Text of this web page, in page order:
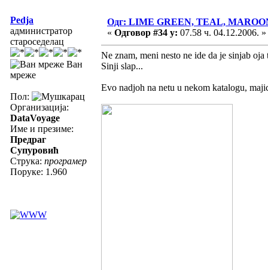
Pedja
администратор
староседелац
Ван
мреже
Пол:
Организација:
DataVoyage
Име и презиме:
Предраг
Супуровић
Струка: програмер
Поруке: 1.960
Одг: LIME GREEN, TEAL,
« Одговор #34 у: 07.58 ч. 04.12.2006. »
Ne znam, meni nesto ne ide da je sinjab
Sinji slap...
Evo nadjoh na netu u nekom katalogu,